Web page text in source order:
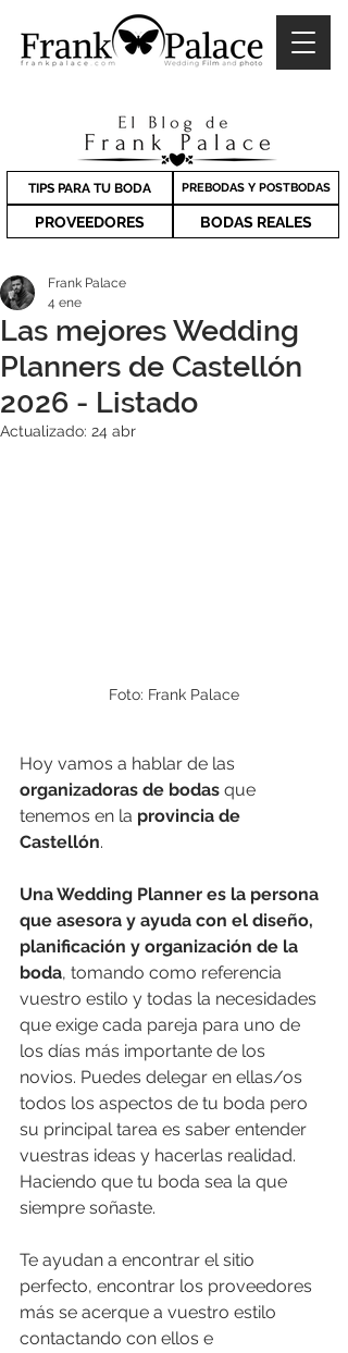
TIPS PARA TU BODA PREBODAS Y POSTBODAS
PROVEEDORES BODAS REALES
Las mejores Wedding
Planners de Castellón
2026 - Listado
Frank Palace
4 ene
Actualizado: 24 abr
Foto: Frank Palace
Hoy vamos a hablar de las
organizadoras de bodas que
tenemos en la provincia de
Castellón.
Una Wedding Planner es la persona
que asesora y ayuda con el diseño,
planificación y organización de la
boda, tomando como referencia
vuestro estilo y todas la necesidades
que exige cada pareja para uno de
los días más importante de los
novios. Puedes delegar en ellas/os
todos los aspectos de tu boda pero
su principal tarea es saber entender
vuestras ideas y hacerlas realidad.
Haciendo que tu boda sea la que
siempre soñaste.
Te ayudan a encontrar el sitio
perfecto, encontrar los proveedores
más se acerque a vuestro estilo
contactando con ellos e